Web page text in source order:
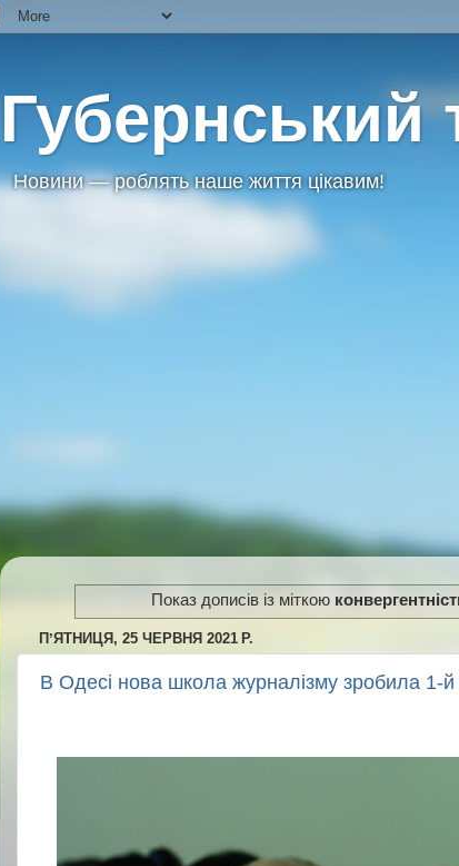
Губернський
Новини — роблять наше життя цікавим!
Показ дописів із міткою
ПʼЯТНИЦЯ, 25 ЧЕРВНЯ 2021 Р.
В Одесі нова школа журналізму зробила 1-й